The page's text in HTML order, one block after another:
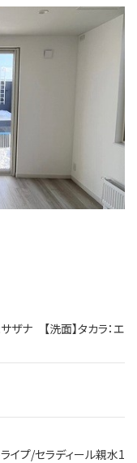
ザナ 【洗面】タカラ：エ
イプ/セラディール親水1